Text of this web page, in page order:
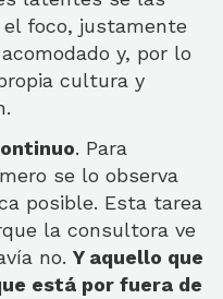
foco, justamente
y, por lo
cultura y
. Para
se lo observa
posible. Esta tarea
la consultora ve
no. Y aquello que
está por fuera de